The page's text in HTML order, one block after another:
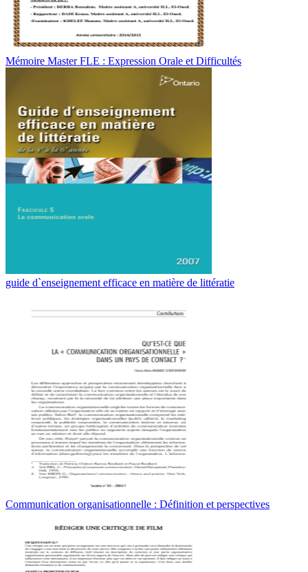
Mémoire Master FLE : Expression Orale et Difficultés
guide d`enseignement efficace en matière de littératie
Communication organisationnelle : Définition et perspectives